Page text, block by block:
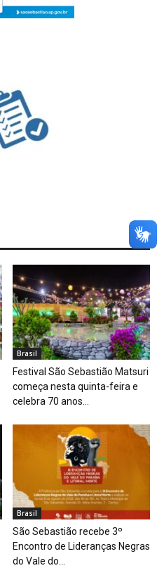
Brasil
Festival São Sebastião Matsuri
começa nesta quinta-feira e
celebra 70 anos...
Brasil
São Sebastião recebe 3º
Encontro de Lideranças Negras
do Vale do...